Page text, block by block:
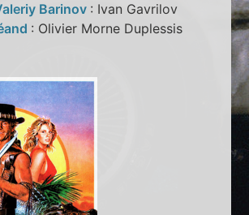
Barinov : Ivan Gavrilov
: Olivier Morne Duplessis